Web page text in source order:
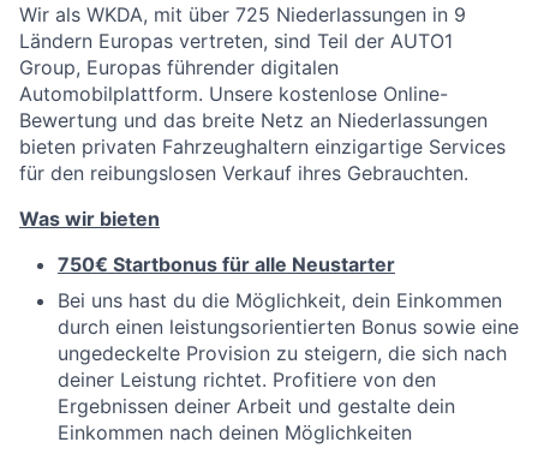
Wir als WKDA, mit über 725 Niederlassungen in 9
Ländern Europas vertreten, sind Teil der AUTO1
Group, Europas führender digitalen
Automobilplattform. Unsere kostenlose Online-
Bewertung und das breite Netz an Niederlassungen
bieten privaten Fahrzeughaltern einzigartige Services
für den reibungslosen Verkauf ihres Gebrauchten.
Was wir bieten
750€ Startbonus für alle Neustarter
Bei uns hast du die Möglichkeit, dein Einkommen
durch einen leistungsorientierten Bonus sowie eine
ungedeckelte Provision zu steigern, die sich nach
deiner Leistung richtet. Profitiere von den
Ergebnissen deiner Arbeit und gestalte dein
Einkommen nach deinen Möglichkeiten